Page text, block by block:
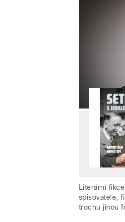
Literární
spisovatele,
trochu jinou